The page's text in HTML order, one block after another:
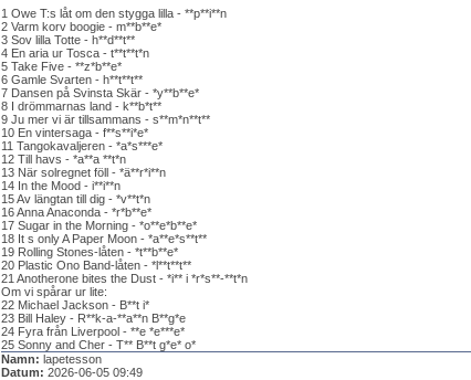
1 Owe T:s låt om den stygga lilla - **p**i**n
2 Varm korv boogie - m**b**e*
3 Sov lilla Totte - h**d**t**
4 En aria ur Tosca - t**t**t*n
5 Take Five - **z*b**e*
6 Gamle Svarten - h**t**t**
7 Dansen på Svinsta Skär - *y**b**e*
8 I drömmarnas land - k**b*t**
9 Ju mer vi är tillsammans - s**m*n**t**
10 En vintersaga - f**s**i*e*
11 Tangokavaljeren - *a*s***e*
12 Till havs - *a**a **t*n
13 När solregnet föll - *ä**r*i**n
14 In the Mood - i**i**n
15 Av längtan till dig - *v**t*n
16 Anna Anaconda - *r*b**e*
17 Sugar in the Morning - *o**e*b**e*
18 It s only A Paper Moon - *a**e*s**t**
19 Rolling Stones-låten - *t**b**e*
20 Plastic Ono Band-låten - *l**t**t**
21 Anotherone bites the Dust - *i** i *r*s**-**t*n
Om vi spårar ur lite:
22 Michael Jackson - B**t i*
23 Bill Haley - R**k-a-**a**n B**g*e
24 Fyra från Liverpool - **e *e***e*
25 Sonny and Cher - T** B**t g*e* o*
Namn: lapetesson
Datum: 2026-06-05 09:49